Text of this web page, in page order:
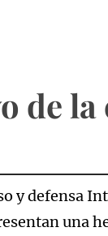
de
y defensa
una